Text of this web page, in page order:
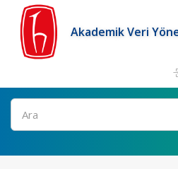
Akademik Veri
Ara